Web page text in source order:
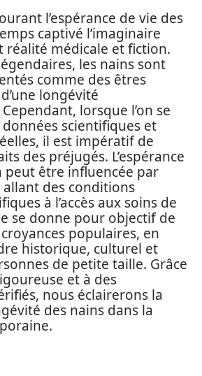
l’espérance de vie des
captivé l’imaginaire
réalité médicale et fiction.
les nains sont
comme des êtres
longévité
lorsque l’on se
scientifiques et
il est impératif de
des préjugés. L’espérance
peut être influencée par
des conditions
à l’accès aux soins de
se donne pour objectif de
populaires, en
historique, culturel et
de petite taille. Grâce
et à des
nous éclairerons la
des nains dans la